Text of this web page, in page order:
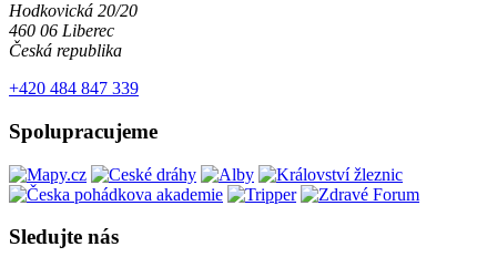
Hodkovická 20/20
460 06 Liberec
Česká republika
+420 484 847 339
Spolupracujeme
Sledujte nás